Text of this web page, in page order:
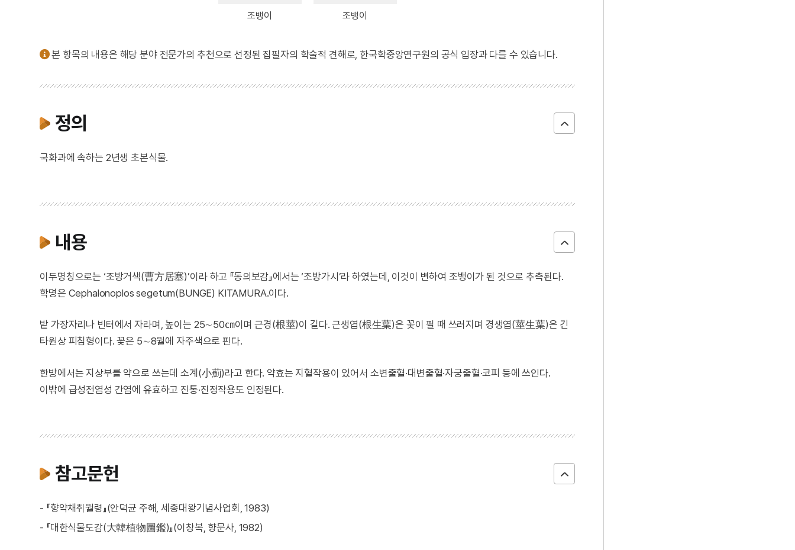
조뱅이 조뱅이
본 항목의 내용은 해당 분야 전문가의 추천으로 선정된 집필자의 학술적 견해로, 한국학중앙연구원의 공식 입장과 다를 수 있습니다.
정의
국화과에 속하는 2년생 초본식물.
내용
이두명칭으로는 ‘조방거색(曹方居塞)’이라 하고 『동의보감』에서는 ‘조방가시’라 하였는데, 이것이 변하여 조뱅이가 된 것으로 추측된다.
학명은 Cephalonoplos segetum(BUNGE) KITAMURA.이다.
밭 가장자리나 빈터에서 자라며, 높이는 25∼50㎝이며 근경(根莖)이 길다. 근생엽(根生葉)은 꽃이 필 때 쓰러지며 경생엽(莖生葉)은 긴
타원상 피침형이다. 꽃은 5∼8월에 자주색으로 핀다.
한방에서는 지상부를 약으로 쓰는데 소계(小薊)라고 한다. 약효는 지혈작용이 있어서 소변출혈·대변출혈·자궁출혈·코피 등에 쓰인다.
이밖에 급성전염성 간염에 유효하고 진통·진정작용도 인정된다.
참고문헌
- 『향약채취월령』(안덕균 주해, 세종대왕기념사업회, 1983)
- 『대한식물도감(大韓植物圖鑑)』(이창복, 향문사, 1982)